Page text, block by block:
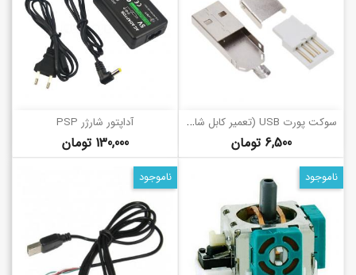
س
وکت پورت USB (تعمیر کابل شارژ)
قیمت 6,500 تومان
آداپتور شارژر PSP
قیمت 130,000 تومان
ناموجود ناموجود